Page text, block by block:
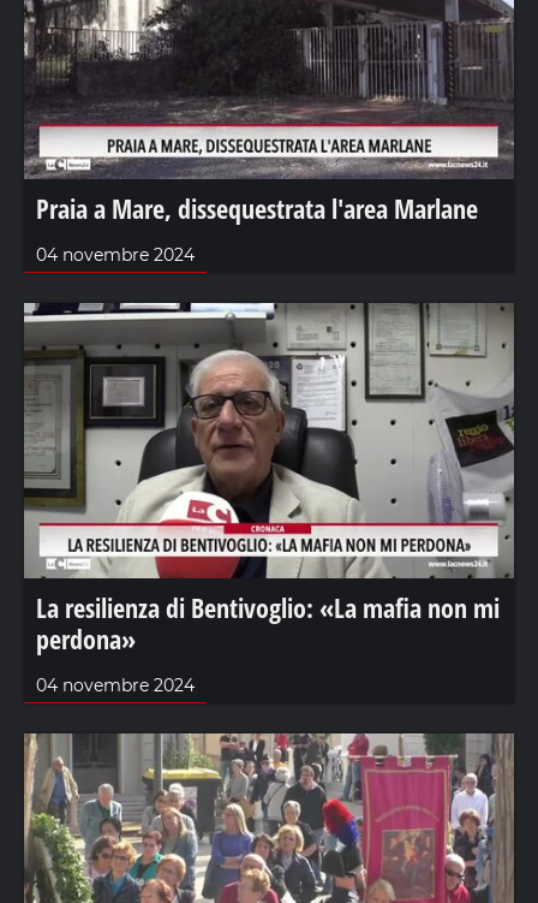
Praia a Mare, dissequestrata l'area Marlane
04 novembre 2024
La resilienza di Bentivoglio: «La mafia non mi
perdona»
04 novembre 2024